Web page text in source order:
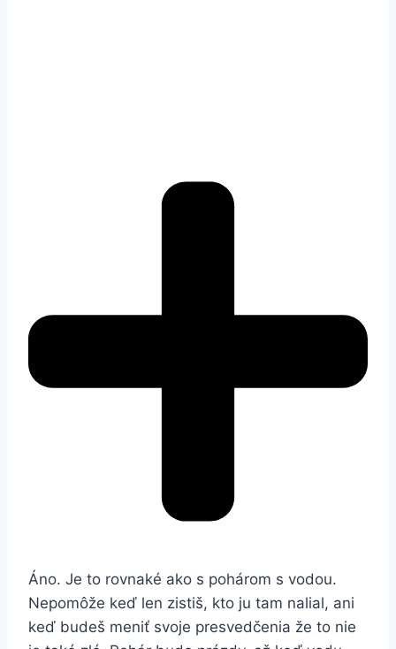
Áno. Je to rovnaké ako s pohárom s vodou.
Nepomôže keď len zistiš, kto ju tam nalial, ani
keď budeš meniť svoje presvedčenia že to nie